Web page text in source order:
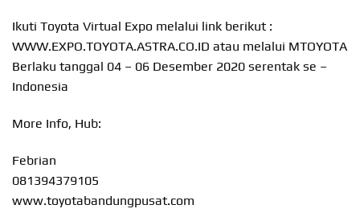
Ikuti Toyota Virtual Expo melalui link berikut :
WWW.EXPO.TOYOTA.ASTRA.CO.ID atau melalui MTOYOTA
Berlaku tanggal 04 – 06 Desember 2020 serentak se –
Indonesia
More Info, Hub:
Febrian
081394379105
www.toyotabandungpusat.com